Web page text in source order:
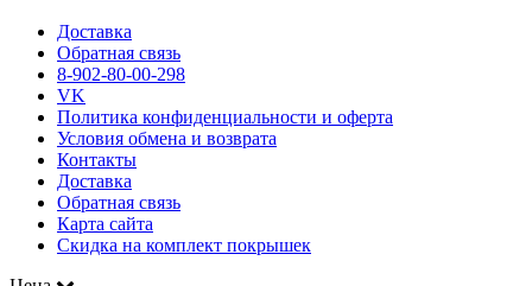
Доставка
Обратная связь
8-902-80-00-298
VK
Политика конфиденциальности и оферта
Условия обмена и возврата
Контакты
Доставка
Обратная связь
Карта сайта
Скидка на комплект покрышек